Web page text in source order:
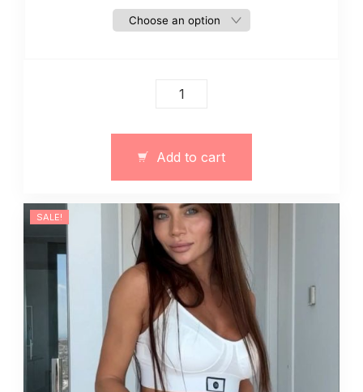
Dżinsowe
quantity
Add to cart
SALE!